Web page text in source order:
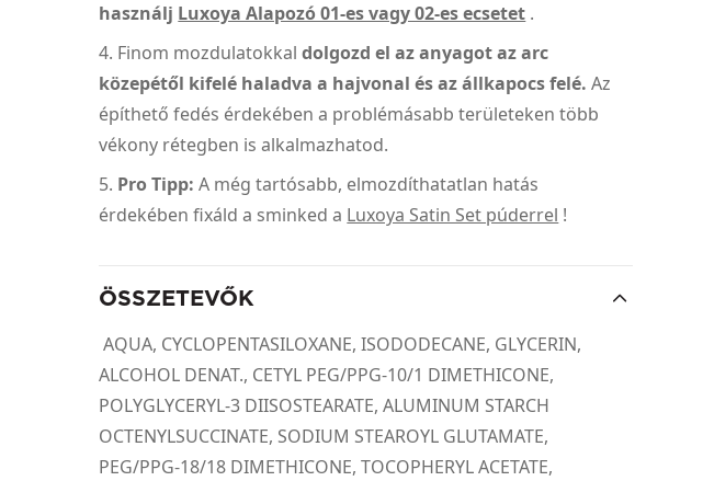
használj Luxoya Alapozó 01-es vagy 02-es ecsetet .
Finom mozdulatokkaldolgozd el az anyagot az arc
közepétől kifelé haladva a hajvonal és az állkapocs felé. Az
építhető fedés érdekében a problémásabb területeken több
vékony rétegben is alkalmazhatod.
Pro Tipp: A még tartósabb, elmozdíthatatlan hatás
érdekében fixáld a sminked a Luxoya Satin Set púderrel !
ÖSSZETEVŐK
AQUA, CYCLOPENTASILOXANE, ISODODECANE, GLYCERIN,
ALCOHOL DENAT., CETYL PEG/PPG-10/1 DIMETHICONE,
POLYGLYCERYL-3 DIISOSTEARATE, ALUMINUM STARCH
OCTENYLSUCCINATE, SODIUM STEAROYL GLUTAMATE,
PEG/PPG-18/18 DIMETHICONE, TOCOPHERYL ACETATE,